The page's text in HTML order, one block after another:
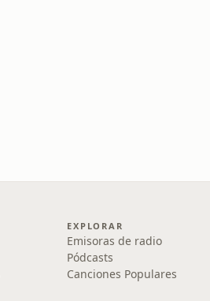
EXPLORAR
Emisoras de radio
Pódcasts
Canciones Populares